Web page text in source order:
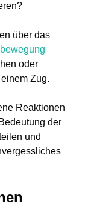
über das
oder
Zug.
Reaktionen
der
und